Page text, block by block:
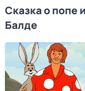
Сказка о попе
Балде